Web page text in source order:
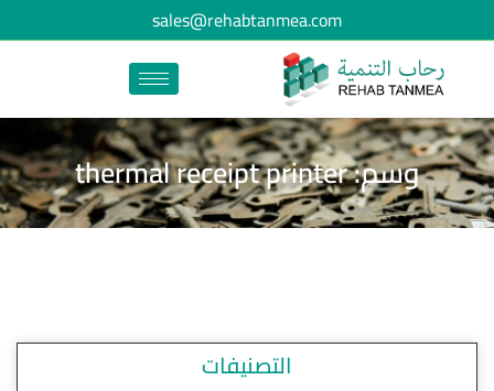
sales@rehabtanmea.com
وسم: thermal receipt printer
التصنيفات